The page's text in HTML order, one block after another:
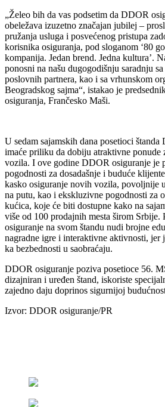
„Želeo bih da vas podsetim da DDOR
obeležava izuzetno značajan jubilej –
pružanja usluga i posvećenog pristupa
korisnika osiguranja, pod sloganom ‘80
kompanija. Jedan brend. Jedna kultura’.
ponosni na našu dugogodišnju saradnju
poslovnih partnera, kao i sa vrhunskom
Beogradskog sajma“, istakao je
osiguranja, Frančesko Maši.
U sedam sajamskih dana posetioci
imaće priliku da dobiju atraktivne ponude
vozila. I ove godine DDOR osiguranje je
pogodnosti za dosadašnje i buduće
kasko osiguranje novih vozila, povoljnije
na putu, kao i ekskluzivne pogodnosti za
kućica, koje će biti dostupne kako na
više od 100 prodajnih mesta širom Srbije.
osiguranje na svom štandu nudi brojne
nagradne igre i interaktivne aktivnosti, jer
ka bezbednosti u saobraćaju.
DDOR osiguranje poziva posetioce 56.
dizajniran i uređen štand, iskoriste
zajedno daju doprinos sigurnijoj
Izvor: DDOR osiguranje/PR